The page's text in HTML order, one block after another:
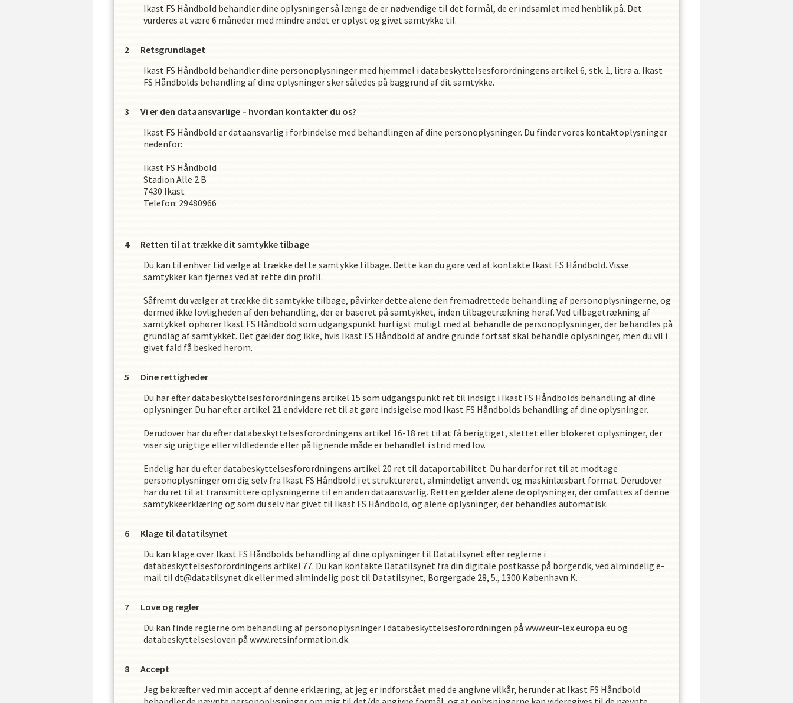
Ikast FS Håndbold behandler dine oplysninger så længe de er nødvendige til det formål, de er indsamlet med henblik på. Det
vurderes at være 6 måneder med mindre andet er oplyst og givet samtykke til.
Retsgrundlaget
Ikast FS Håndbold behandler dine personoplysninger med hjemmel i databeskyttelsesforordningens artikel 6, stk. 1, litra a. Ikast
FS Håndbolds behandling af dine oplysninger sker således på baggrund af dit samtykke.
Vi er den dataansvarlige – hvordan kontakter du os?
Ikast FS Håndbolder dataansvarlig i forbindelse med behandlingen af dine personoplysninger. Du finder vores kontaktoplysninger
nedenfor:
Ikast FS Håndbold
Stadion Alle 2 B
7430 Ikast
Telefon: 29480966
Retten til at trække dit samtykke tilbage
Du kan til enhver tid vælge at trække dette samtykke tilbage. Dette kan du gøre ved at kontakte Ikast FS Håndbold. Visse
samtykker kan fjernes ved at rette din profil.
Såfremt du vælger at trække dit samtykke tilbage, påvirker dette alene den fremadrettede behandling af personoplysningerne, og
dermed ikke lovligheden af den behandling, der er baseret på samtykket, inden tilbagetrækning heraf. Ved tilbagetrækning af
samtykket ophører Ikast FS Håndboldsom udgangspunkt hurtigst muligt med at behandle de personoplysninger, der behandles på
grundlag af samtykket. Det gælder dog ikke, hvis Ikast FS Håndboldaf andre grunde fortsat skal behandle oplysninger, men du vil i
givet fald få besked herom.
Dine rettigheder
Du har efter databeskyttelsesforordningens artikel 15 som udgangspunkt ret til indsigt i Ikast FS Håndbolds behandling af dine
oplysninger. Du har efter artikel 21 endvidere ret til at gøre indsigelse mod Ikast FS Håndbolds behandling af dine oplysninger.
Derudover har du efter databeskyttelsesforordningens artikel 16-18 ret til at få berigtiget, slettet eller blokeret oplysninger, der
viser sig urigtige eller vildledende eller på lignende måde er behandlet i strid med lov.
Endelig har du efter databeskyttelsesforordningens artikel 20 ret til dataportabilitet. Du har derfor ret til at modtage
personoplysninger om dig selv fra Ikast FS Håndbold i et struktureret, almindeligt anvendt og maskinlæsbart format. Derudover
har du ret til at transmittere oplysningerne til en anden dataansvarlig. Retten gælder alene de oplysninger, der omfattes af denne
samtykkeerklæring og som du selv har givet til Ikast FS Håndbold, og alene oplysninger, der behandles automatisk.
Klage til datatilsynet
Du kan klage over Ikast FS Håndbolds behandling af dine oplysninger til Datatilsynet efter reglerne i
databeskyttelsesforordningens artikel 77. Du kan kontakte Datatilsynet fra din digitale postkasse på borger.dk, ved almindelig e-
mail til dt@datatilsynet.dk eller med almindelig post til Datatilsynet, Borgergade 28, 5., 1300 København K.
Love og regler
Du kan finde reglerne om behandling af personoplysninger i databeskyttelsesforordningen på www.eur-lex.europa.eu og
databeskyttelsesloven på www.retsinformation.dk.
Accept
Jeg bekræfter ved min accept af denne erklæring, at jeg er indforstået med de angivne vilkår, herunder at Ikast FS Håndbold